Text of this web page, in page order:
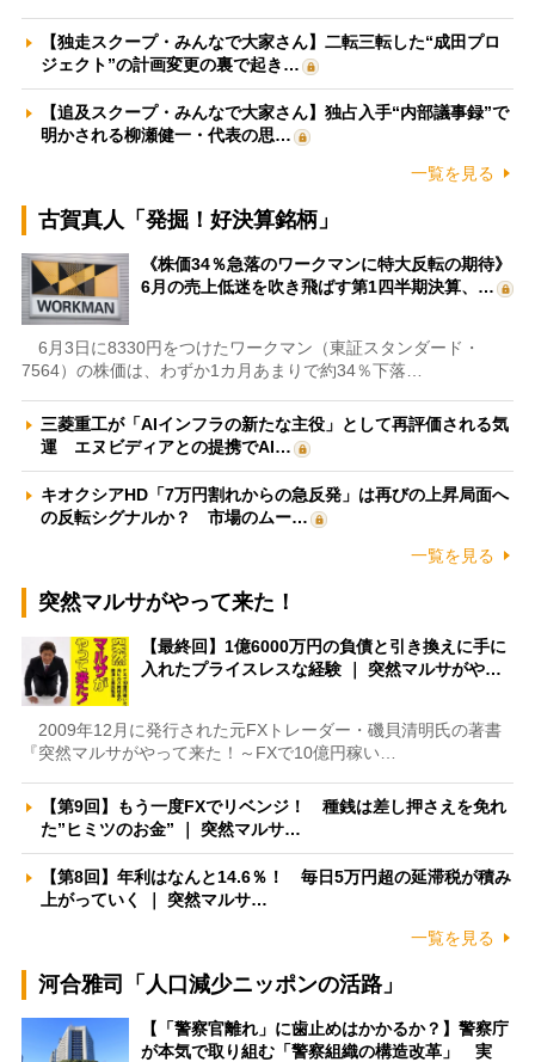
【独走スクープ・みんなで大家さん】二転三転した“成田プロ
ジェクト”の計画変更の裏で起き…
【追及スクープ・みんなで大家さん】独占入手“内部議事録”で
明かされる柳瀬健一・代表の思…
一覧を見る
古賀真人「発掘！好決算銘柄」
《株価34％急落のワークマンに特大反転の期待》
6月の売上低迷を吹き飛ばす第1四半期決算、…
6月3日に8330円をつけたワークマン（東証スタンダード・
7564）の株価は、わずか1カ月あまりで約34％下落…
三菱重工が「AIインフラの新たな主役」として再評価される気
運 エヌビディアとの提携でAI…
キオクシアHD「7万円割れからの急反発」は再びの上昇局面へ
の反転シグナルか？ 市場のムー…
一覧を見る
突然マルサがやって来た！
【最終回】1億6000万円の負債と引き換えに手に
入れたプライスレスな経験 ｜ 突然マルサがや…
2009年12月に発行された元FXトレーダー・磯貝清明氏の著書
『突然マルサがやって来た！～FXで10億円稼い…
【第9回】もう一度FXでリベンジ！ 種銭は差し押さえを免れ
た”ヒミツのお金” ｜ 突然マルサ…
【第8回】年利はなんと14.6％！ 毎日5万円超の延滞税が積み
上がっていく ｜ 突然マルサ…
一覧を見る
河合雅司「人口減少ニッポンの活路」
【「警察官離れ」に歯止めはかかるか？】警察庁
が本気で取り組む「警察組織の構造改革」 実